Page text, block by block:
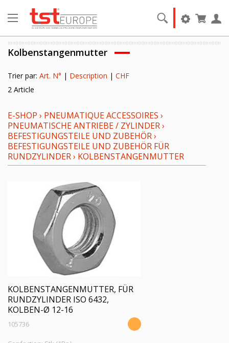
Kolbenstangenmutter
Trier par: Art. N° | Description | CHF
2 Article
E-SHOP › PNEUMATIQUE ACCESSOIRES ›
PNEUMATISCHE ANTRIEBE / ZYLINDER›
BEFESTIGUNGSTEILE UND ZUBEHÖR›
BEFESTIGUNGSTEILE UND ZUBEHÖR FÜR
RUNDZYLINDER› KOLBENSTANGENMUTTER
KOLBENSTANGENMUTTER, FÜR
RUNDZYLINDER ISO 6432,
KOLBEN-Ø 12-16
105736